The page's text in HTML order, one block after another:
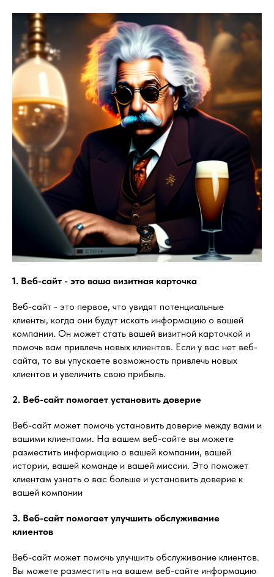
1. Веб-сайт - это ваша визитная карточка
Веб-сайт - это первое, что увидят потенциальные
клиенты, когда они будут искать информацию о вашей
компании. Он может стать вашей визитной карточкой и
помочь вам привлечь новых клиентов. Если у вас нет веб-
сайта, то вы упускаете возможность привлечь новых
клиентов и увеличить свою прибыль.
2. Веб-сайт помогает установить доверие
Веб-сайт может помочь установить доверие между вами и
вашими клиентами. На вашем веб-сайте вы можете
разместить информацию о вашей компании, вашей
истории, вашей команде и вашей миссии. Это поможет
клиентам узнать о вас больше и установить доверие к
вашей компании
3. Веб-сайт помогает улучшить обслуживание
клиентов
Веб-сайт может помочь улучшить обслуживание клиентов.
Вы можете разместить на вашем веб-сайте информацию